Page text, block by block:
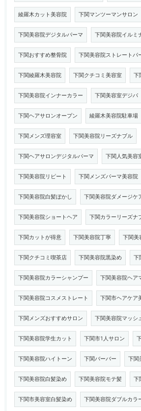
綾羅木カット美容院 下関マンツーマンサロン
下関美容院デジタルパーマ 下関美容院イルミ
下関おすすめ整骨院 下関美容院ストレートパ
下関綾羅木美容院 下関クチコミ美容室 下
下関美容院インナーカラー 下関美容室デジパ
下関ヘアサロンオープン 綾羅木美容院駐車場
下関メンズ理容室 下関美容院リーズナブル
下関ヘアサロンデジタルパーマ 下関人気美容
下関美容院リピート 下関メンズパーマ美容院
下関美容院白髪ぼかし 下関美容院ダメージケ
下関美容院ショートヘア 下関カラーリーズナ
下関カットが得意 下関美容院丁寧 下関美
下関クチコミ喫茶店 下関美容院黒染め 下
下関美容院カラーシャンプー 下関美容院ヘア
下関美容院コスメストレート 下関市ヘアケア
下関メンズおすすめサロン 下関美容院マッシ
下関美容院学生カット 下関市1人サロン
下関美容院ハイトーン 下関バーバー 下関
下関美容院白髪染め 下関美容院モテ髪 下
下関市美容室白髪染め 下関美容院ダブルカラ